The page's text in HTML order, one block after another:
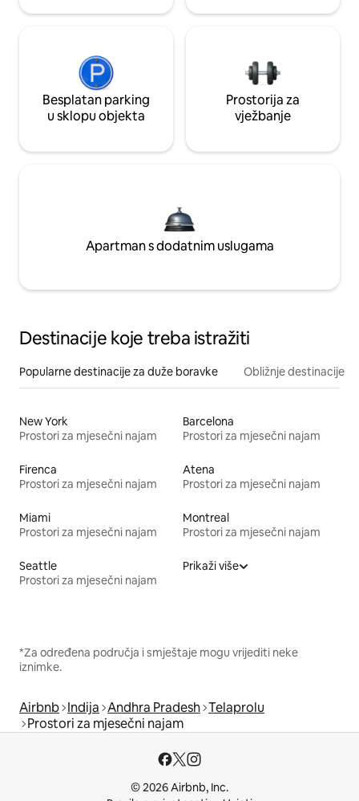
Besplatan parking
u sklopu objekta
Prostorija za
vježbanje
Apartman s dodatnim uslugama
Destinacije koje treba istražiti
Popularne destinacije za duže boravke Obližnje destinacije
New York
Prostori za mjesečni najam
Barcelona
Prostori za mjesečni najam
Firenca
Prostori za mjesečni najam
Atena
Prostori za mjesečni najam
Miami
Prostori za mjesečni najam
Montreal
Prostori za mjesečni najam
Seattle
Prostori za mjesečni najam
Prikaži više
*Za određena područja i smještaje mogu vrijediti neke
iznimke.
Airbnb Indija Andhra Pradesh Telaprolu
Prostori za mjesečni najam
© 2026 Airbnb, Inc.